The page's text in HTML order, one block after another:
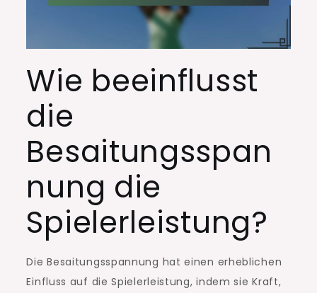
Wie beeinflusst
die
Besaitungsspan
nung die
Spielerleistung?
Die Besaitungsspannung hat einen erheblichen
Einfluss auf die Spielerleistung, indem sie Kraft,